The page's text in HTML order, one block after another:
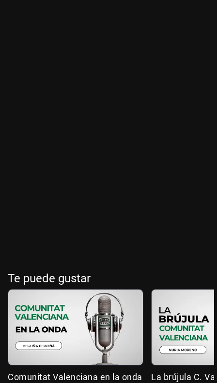
Te puede gustar
Comunitat Valenciana en la onda La brújula C.